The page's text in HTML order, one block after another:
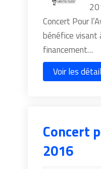
Concert Pour
bénéfice visant
financement…
Voir les
Concert
2016